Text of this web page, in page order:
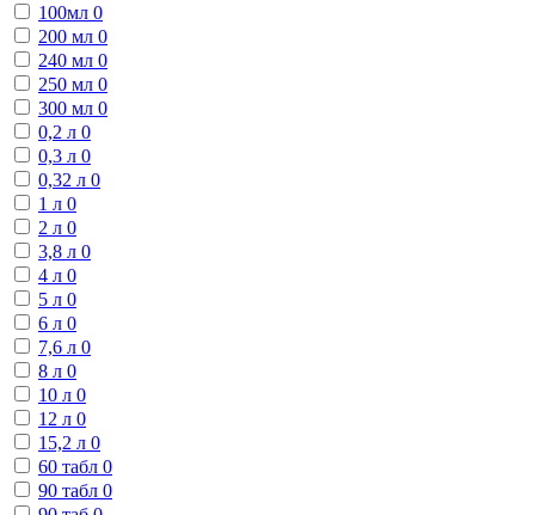
100мл 0
200 мл 0
240 мл 0
250 мл 0
300 мл 0
0,2 л 0
0,3 л 0
0,32 л 0
1 л 0
2 л 0
3,8 л 0
4 л 0
5 л 0
6 л 0
7,6 л 0
8 л 0
10 л 0
12 л 0
15,2 л 0
60 табл 0
90 табл 0